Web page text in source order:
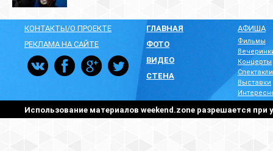
КОНТАКТЫ/О ПРОЕКТЕ
РЕКЛАМА НА САЙТЕ
ГЛАВНАЯ
ФОТО
ВИДЕО
СТЕНА
АФИША
Фильмы
Концерты
Спектакли
Выставки
Использование материалов weekend.zone разрешается